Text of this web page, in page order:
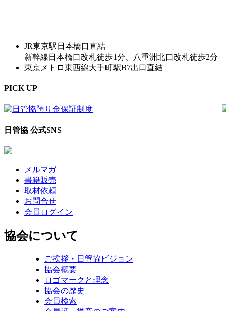
JR東京駅日本橋口直結
新幹線日本橋口改札徒歩1分、八重洲北口改札徒歩2分
東京メトロ東西線大手町駅B7出口直結
PICK UP
日管協 公式SNS
メルマガ
書籍販売
取材依頼
お問合せ
会員ログイン
協会について
ご挨拶・日管協ビジョン
協会概要
ロゴマークと理念
協会の歴史
会員検索